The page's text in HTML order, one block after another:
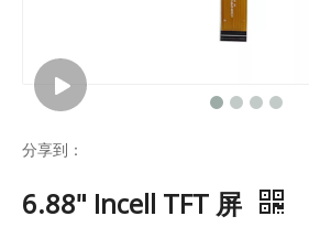
分享到：
6.88" Incell TFT 屏